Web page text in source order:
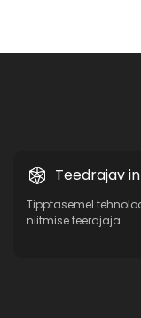
Teedrajav
Tipptasemel
niitmise teerajaja.